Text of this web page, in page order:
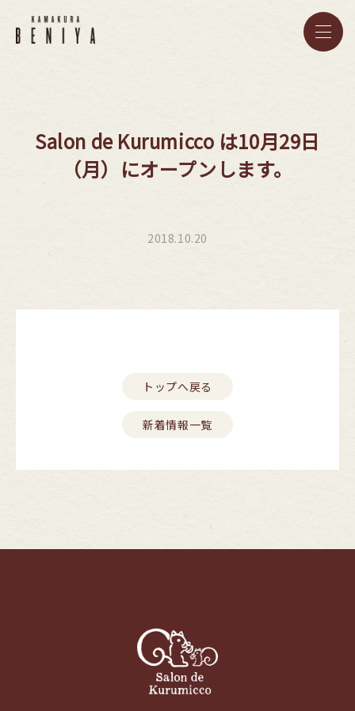
CONCEPT
Salon de Kurumicco は10月29日
（月）にオープンします。
2018.10.20
トップへ戻る
新着情報一覧